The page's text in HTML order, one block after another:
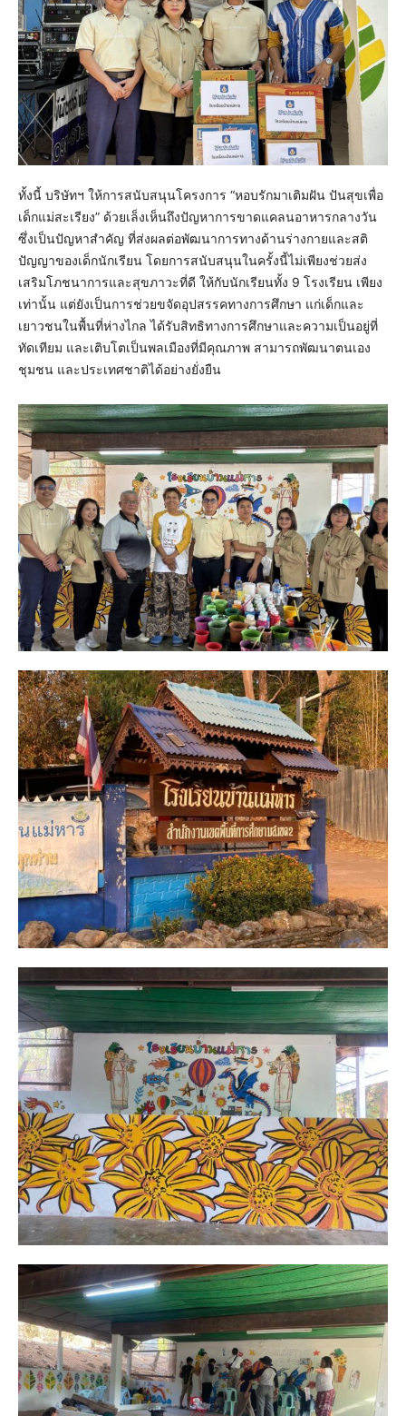
ทั้งนี้ บริษัทฯ ให้การสนับสนุนโครงการ “หอบรักมาเติมฝัน ปันสุขเพื่อ
เด็กแม่สะเรียง” ด้วยเล็งเห็นถึงปัญหาการขาดแคลนอาหารกลางวัน
ซึ่งเป็นปัญหาสำคัญ ที่ส่งผลต่อพัฒนาการทางด้านร่างกายและสติ
ปัญญาของเด็กนักเรียน โดยการสนับสนุนในครั้งนี้ไม่เพียงช่วยส่ง
เสริมโภชนาการและสุขภาวะที่ดี ให้กับนักเรียนทั้ง 9 โรงเรียน เพียง
เท่านั้น แต่ยังเป็นการช่วยขจัดอุปสรรคทางการศึกษา แก่เด็กและ
เยาวชนในพื้นที่ห่างไกล ได้รับสิทธิทางการศึกษาและความเป็นอยู่ที่
ทัดเทียม และเติบโตเป็นพลเมืองที่มีคุณภาพ สามารถพัฒนาตนเอง
ชุมชน และประเทศชาติได้อย่างยั่งยืน